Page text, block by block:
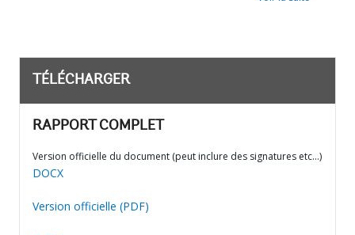
TÉLÉCHARGER
RAPPORT COMPLET
Version officielle du document (peut inclure des signatures etc…)
DOCX
Version officielle (PDF)